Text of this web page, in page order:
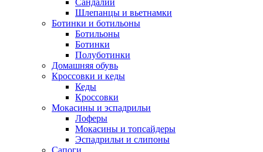
Сандалии
Шлепанцы и вьетнамки
Ботинки и ботильоны
Ботильоны
Ботинки
Полуботинки
Домашняя обувь
Кроссовки и кеды
Кеды
Кроссовки
Мокасины и эспадрильи
Лоферы
Мокасины и топсайдеры
Эспадрильи и слипоны
Сапоги